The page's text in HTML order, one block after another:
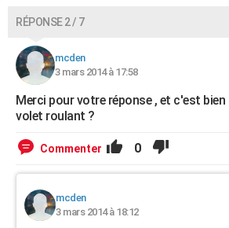
RÉPONSE 2 / 7
mcden
3 mars 2014 à 17:58
Merci pour votre réponse , et c'est
volet roulant ?
Commenter 0
mcden
3 mars 2014 à 18:12